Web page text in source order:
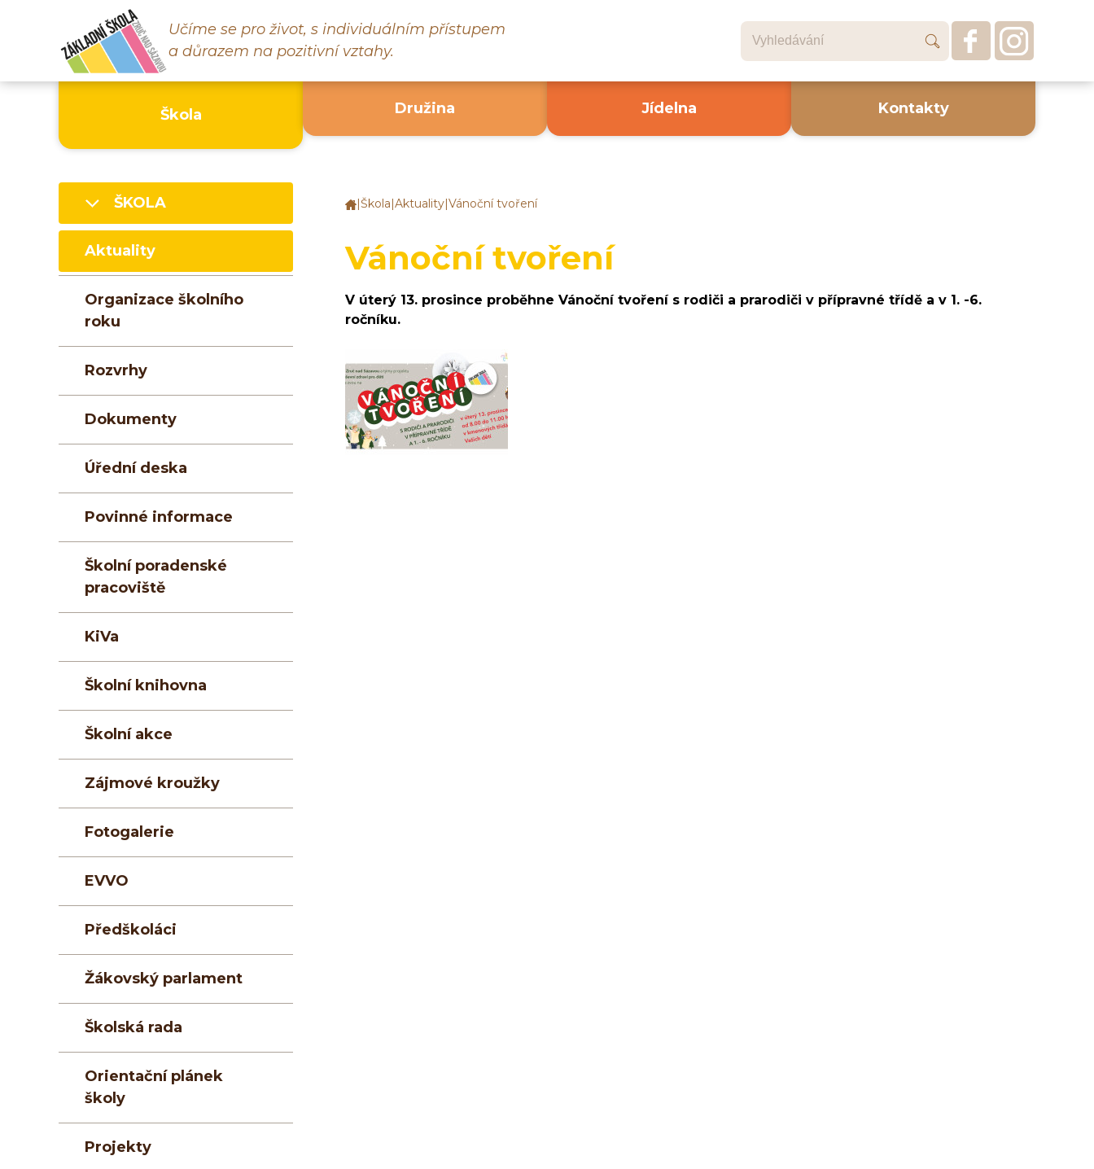
Učíme se pro život, s individuálním přístupem
a důrazem na pozitivní vztahy.
Škola Družina Jídelna Kontakty
Základní
Zruč
nad
Škola Aktuality Vánoční tvoření
Vánoční tvoření
V úterý 13. prosince proběhne Vánoční tvoření s rodiči a prarodiči v přípravné třídě a v 1. -6.
ročníku.
ŠKOLA
Aktuality
Organizace školního
roku
Rozvrhy
Dokumenty
Úřední deska
Povinné informace
Školní poradenské
pracoviště
KiVa
Školní knihovna
Školní akce
Zájmové kroužky
Fotogalerie
EVVO
Předškoláci
Žákovský parlament
Školská rada
Orientační plánek
školy
Projekty